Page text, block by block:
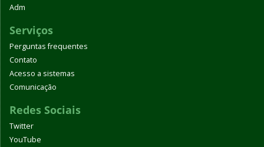
Adm
Serviços
Perguntas frequentes
Contato
Acesso a sistemas
Comunicação
Redes Sociais
Twitter
YouTube